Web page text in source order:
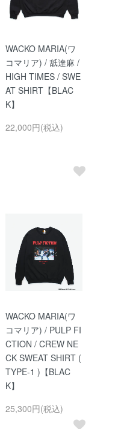
WACKO MARIA(ワ
コマリア) / 舐達麻 /
HIGH TIMES / SWE
AT SHIRT【BLAC
K】
22,000円(税込)
WACKO MARIA(ワ
コマリア) / PULP FI
CTION / CREW NE
CK SWEAT SHIRT (
TYPE-1 )【BLAC
K】
25,300円(税込)